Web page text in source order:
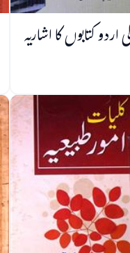
اردو کتابوں کا اشاریہ